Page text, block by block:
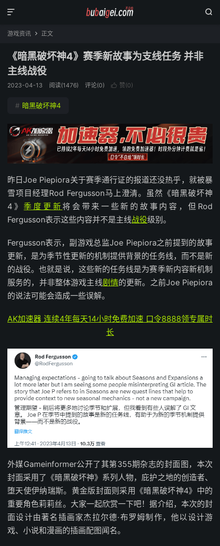


游戏资讯  正文
《暗黑破坏神4》赛季新故事为支线任务 并非
主线战役
2023-04-13 阅读(1476) 评论(0)  赞(0)
# 暗黑破坏神4
昨日Joe Piepiora关于赛季通行证的报道还没热乎，就被暴
雪项目经理Rod Fergusson马上澄清。虽然《暗黑破坏神
4》 季度更新将会带来一些新的故事内容，但Rod
Fergusson表示这些内容并不是主线战役级别。
Fergusson表示，副游戏总监Joe Piepiora之前提到的故事
更新，是为季节性更新的机制提供背景的任务线，而不是新
的战役。也就是说，这些新的任务线是为赛季新内容新机制
服务的，并非整体游戏主线剧情的更新。之前Joe Piepiora
的说法可能会造成一些误解。
AK加速器 连续4年每天14小时免费加速 口令8888领专属时
长
外媒Gameinformer公开了其第355期杂志的封面图，本次
封面采用了《暗黑破坏神》系列人物，庇护之地的创造者、
堕天使伊纳瑞斯。黄金版封面则采用《暗黑破坏神4》中的
重要角色莉莉丝。大家一起欣赏一下吧！据介绍，本次的封
面设计由著名插画家杰拉尔德·布罗姆制作，他以设计游
戏、小说和漫画的插画配图闻名。